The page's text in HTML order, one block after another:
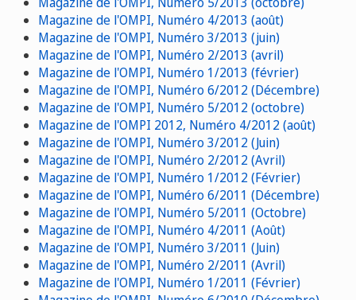
Magazine de l'OMPI, Numéro 4/2013 (août)
Magazine de l'OMPI, Numéro 3/2013 (juin)
Magazine de l'OMPI, Numéro 2/2013 (avril)
Magazine de l'OMPI, Numéro 1/2013 (février)
Magazine de l'OMPI, Numéro 6/2012 (Décembre)
Magazine de l'OMPI, Numéro 5/2012 (octobre)
Magazine de l'OMPI 2012, Numéro 4/2012 (août)
Magazine de l'OMPI, Numéro 3/2012 (Juin)
Magazine de l'OMPI, Numéro 2/2012 (Avril)
Magazine de l'OMPI, Numéro 1/2012 (Février)
Magazine de l'OMPI, Numéro 6/2011 (Décembre)
Magazine de l'OMPI, Numéro 5/2011 (Octobre)
Magazine de l'OMPI, Numéro 4/2011 (Août)
Magazine de l'OMPI, Numéro 3/2011 (Juin)
Magazine de l'OMPI, Numéro 2/2011 (Avril)
Magazine de l'OMPI, Numéro 1/2011 (Février)